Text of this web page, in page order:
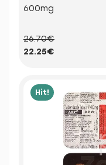
600mg
26.70€
22.25€
Hit!